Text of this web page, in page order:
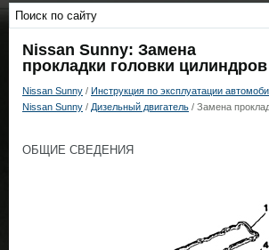
Nissan Sunny: Замена
прокладки головки цилиндров
Nissan Sunny / Инструкция по эксплуатации
Nissan Sunny / Дизельный двигатель / Замена
ОБЩИЕ СВЕДЕНИЯ